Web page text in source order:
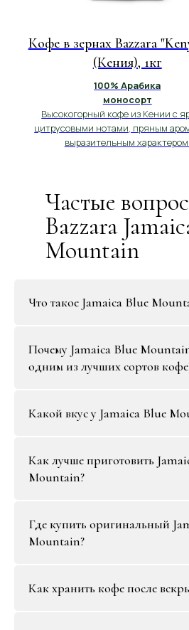
Кофе в зернах Bazzara
(Кения), 1кг
100% Арабика
моносорт
Высокогорный кофе из Кении с
цитрусовыми нотами, пряным
выразительным характером.
Частые
Bazzara
Mountain
Что такое Jamaica Blue
Почему Jamaica Blue Mountain
одним из лучших сортов
Какой вкус у Jamaica Blue
Как лучше приготовить
Mountain?
Где купить оригинальный
Mountain?
Как хранить кофе после